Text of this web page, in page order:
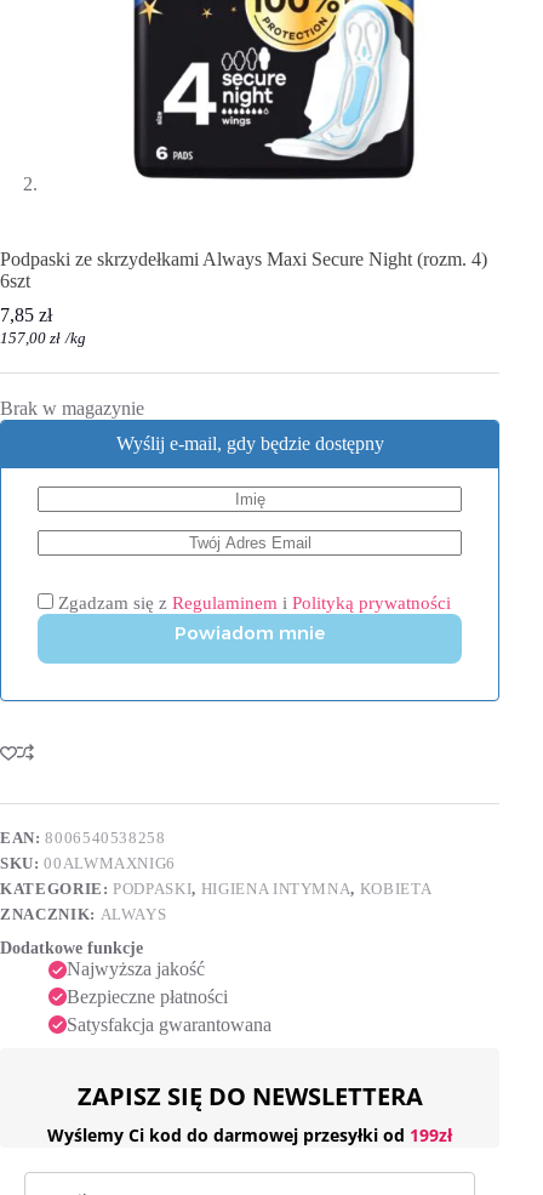
Podpaski ze skrzydełkami Always Maxi Secure Night (rozm. 4)
6szt
7,85 zł
157,00 zł /kg
Brak w magazynie
Wyślij e-mail, gdy będzie dostępny
Zgadzam się z Regulaminem i Polityką prywatności
Powiadom mnie
EAN:8006540538258
SKU:00ALWMAXNIG6
KATEGORIE:PODPASKI, HIGIENA INTYMNA, KOBIETA
ZNACZNIK: ALWAYS
Dodatkowe funkcje
Najwyższa jakość
Bezpieczne płatności
Satysfakcja gwarantowana
ZAPISZ SIĘ DO NEWSLETTERA
Wyślemy Ci kod do darmowej przesyłki od 199zł